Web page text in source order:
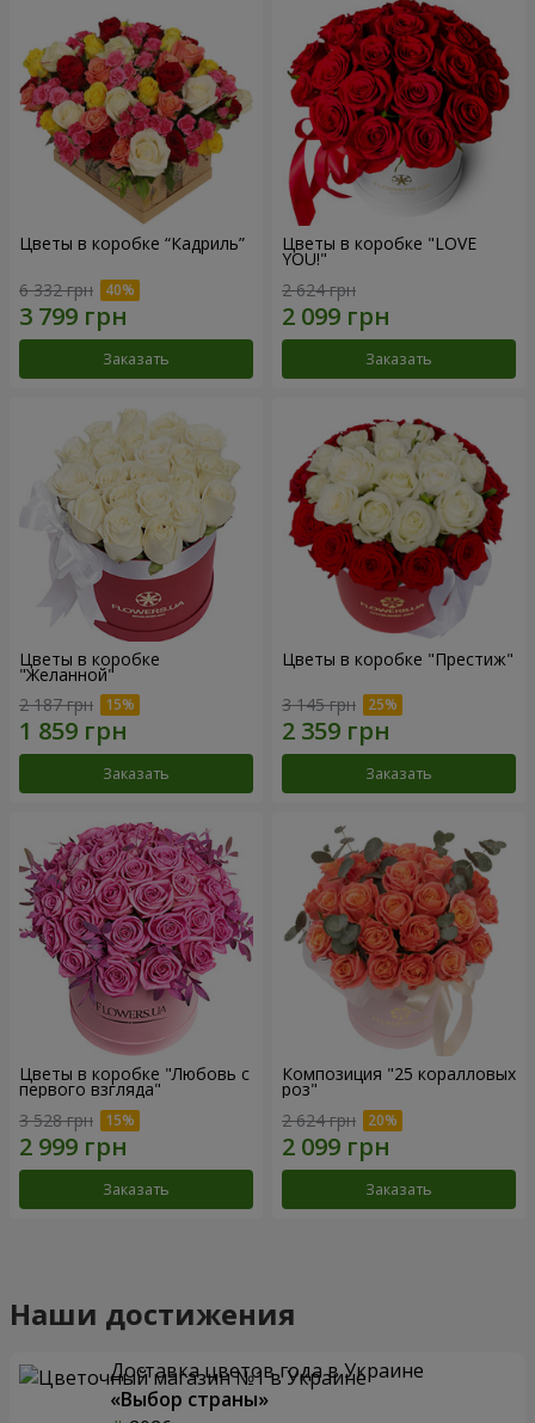
Цветы в коробке “Кадриль”
6 332 грн
Заказать
Цветы в коробке "LOVE
YOU!"
2 624 грн
Заказать
Цветы в коробке
"Желанной"
2 187 грн
Заказать
Цветы в коробке "Престиж"
3 145 грн
Заказать
Цветы в коробке "Любовь с
первого взгляда"
3 528 грн
Заказать
Композиция "25 коралловых
роз"
2 624 грн
Заказать
Наши достижения
Доставка цветов года в Украине
«Выбор страны»